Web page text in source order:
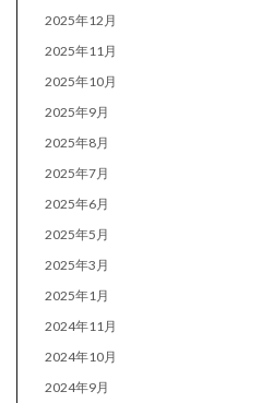
2025年12月
2025年11月
2025年10月
2025年9月
2025年8月
2025年7月
2025年6月
2025年5月
2025年3月
2025年1月
2024年11月
2024年10月
2024年9月